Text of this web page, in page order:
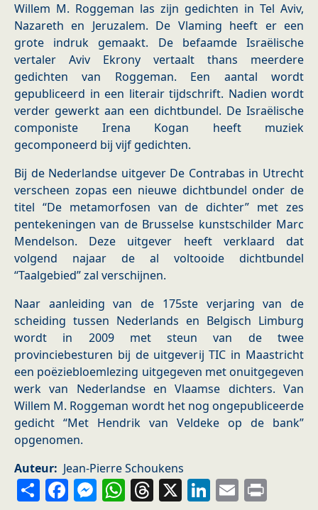
Willem M. Roggeman las zijn gedichten in Tel Aviv,
Nazareth en Jeruzalem. De Vlaming heeft er een
grote indruk gemaakt. De befaamde Israëlische
vertaler Aviv Ekrony vertaalt thans meerdere
gedichten van Roggeman. Een aantal wordt
gepubliceerd in een literair tijdschrift. Nadien wordt
verder gewerkt aan een dichtbundel. De Israëlische
componiste Irena Kogan heeft muziek
gecomponeerd bij vijf gedichten.
Bij de Nederlandse uitgever De Contrabas in Utrecht
verscheen zopas een nieuwe dichtbundel onder de
titel “De metamorfosen van de dichter” met zes
pentekeningen van de Brusselse kunstschilder Marc
Mendelson. Deze uitgever heeft verklaard dat
volgend najaar de al voltooide dichtbundel
“Taalgebied” zal verschijnen.
Naar aanleiding van de 175ste verjaring van de
scheiding tussen Nederlands en Belgisch Limburg
wordt in 2009 met steun van de twee
provinciebesturen bij de uitgeverij TIC in Maastricht
een poëziebloemlezing uitgegeven met onuitgegeven
werk van Nederlandse en Vlaamse dichters. Van
Willem M. Roggeman wordt het nog ongepubliceerde
gedicht “Met Hendrik van Veldeke op de bank”
opgenomen.
Auteur
Jean-Pierre Schoukens
ShareFacebook
Messenger
WhatsApp
Threads
X LinkedIn
Email